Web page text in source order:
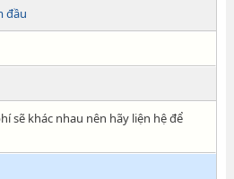
đầu
sẽ khác nhau nên hãy liện hệ để